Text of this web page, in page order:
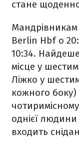
стане
Berlin Hbf о
10:34.
місце у
Ліжко у
кожного боку)
однієї людини
входить